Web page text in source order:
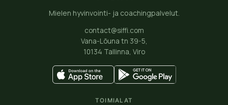
Mielen hyvinvointi- ja coachingpalvelut.
contact@siffi.com
Vana-Lõuna tn 39-5,
10134 Tallinna, Viro
TOIMIALAT